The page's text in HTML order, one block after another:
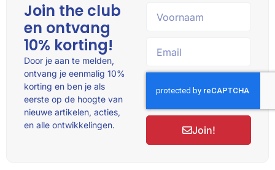
Join the club
en ontvang
10% korting!
Door je aan te melden,
ontvang je eenmalig 10%
korting en ben je als
eerste op de hoogte van
nieuwe artikelen, acties,
en alle ontwikkelingen.
Join!